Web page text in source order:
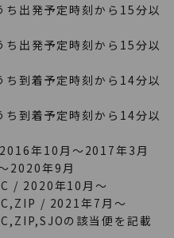
出発予定時刻から15分以
出発予定時刻から15分以
到着予定時刻から14分以
到着予定時刻から14分以
年10月～2017年3月
2020年9月
/ 2020年10月～
/ 2021年7月～
の該当便を記載